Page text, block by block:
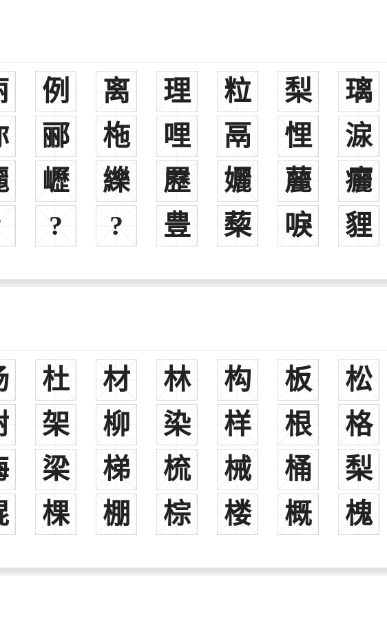
篇。
例 离 理 粒 梨
璃
郦 柂 哩 鬲 悝
㴃
㠣 纅 䍥 孋 䕻
㿛
? ? 豊 蔾 唳 貍
杜 材 林 构 板
松
架 柳 染 样 根
格
梁 梯 梳 械 桶
梨
棵 棚 棕 楼 概 槐